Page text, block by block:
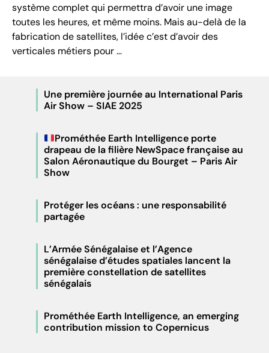
Une première journée au International Paris
Air Show – SIAE 2025
Prométhée Earth Intelligence porte
drapeau de la filière NewSpace française au
Salon Aéronautique du Bourget – Paris Air
Show
Protéger les océans : une responsabilité
partagée
L’Armée Sénégalaise et l’Agence
sénégalaise d’études spatiales lancent la
première constellation de satellites
sénégalais
Prométhée Earth Intelligence, an emerging
contribution mission to Copernicus
système complet qui permettra d’avoir une image
toutes les heures, et même moins. Mais au-delà de la
fabrication de satellites, l’idée c’est d’avoir des
verticales métiers pour …